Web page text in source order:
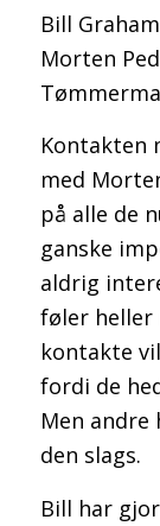
Bill
Morten
Kontakten
med
på alle de
ganske
aldrig
føler heller
kontakte
fordi de
Men
den slags.
Bill har